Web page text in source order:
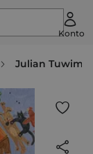
Konto
Julian Tuwim.